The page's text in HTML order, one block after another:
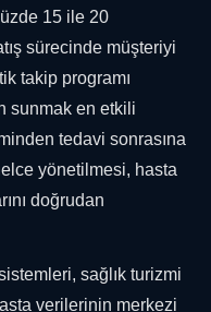
15 ile 20
sürecinde müşteriyi
takip programı
sunmak en etkili
tedavi sonrasına
yönetilmesi, hasta
doğrudan
sağlık turizmi
verilerinin merkezi